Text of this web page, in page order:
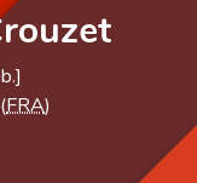
FRA)